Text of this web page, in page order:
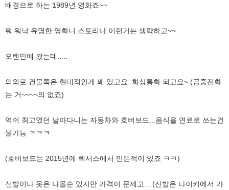
배경으로 하는 1989년 영화죠~~
뭐 워낙 유명한 영화니 스토리나 이런거는 생략하고~~
오랜만에 봤는데.....
의외로 건물쪽은 현대적인게 꽤 있고요..화상통화 되고요~ (공중전화
는 거~~~~의 없죠)
역쉬 최고였던 날아다니는 자동차와 호버보드...음식을 연료로 쓰는건
불가능 ㅋㅋㅋ
(호버보드는 2015년에 렉서스에서 만든적이 있죠 ㅋㅋ)
신발이나 옷은 나올순 있지만 가격이 문제고....(신발은 나이키에서 가